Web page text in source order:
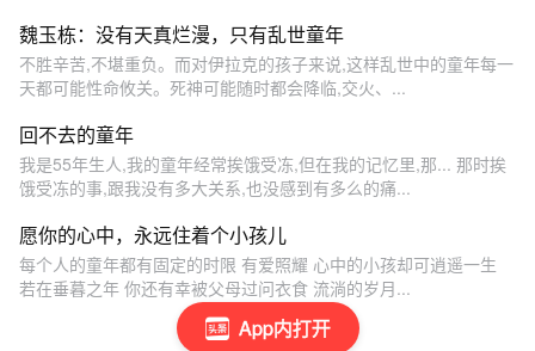
App内打开
魏玉栋：没有天真烂漫，只有乱世童年
不胜辛苦,不堪重负。而对伊拉克的孩子来说,这样乱世中的童年每一
天都可能性命攸关。死神可能随时都会降临,交火、...
回不去的童年
我是55年生人,我的童年经常挨饿受冻,但在我的记忆里,那... 那时挨
饿受冻的事,跟我没有多大关系,也没感到有多么的痛...
愿你的心中，永远住着个小孩儿
每个人的童年都有固定的时限 有爱照耀 心中的小孩却可逍遥一生
若在垂暮之年 你还有幸被父母过问衣食 流淌的岁月...